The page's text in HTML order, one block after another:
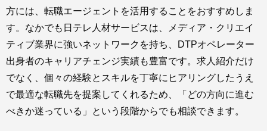
方には、転職エージェントを活用することをおすすめしま
す。なかでも日テレ人材サービスは、メディア・クリエイ
ティブ業界に強いネットワークを持ち、DTPオペレーター
出身者のキャリアチェンジ実績も豊富です。求人紹介だけ
でなく、個々の経験とスキルを丁寧にヒアリングしたうえ
で最適な転職先を提案してくれるため、「どの方向に進む
べきか迷っている」という段階からでも相談できます。